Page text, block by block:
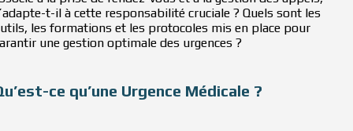
t-il à cette responsabilité cruciale ? Quels sont les
les formations et les protocoles mis en place pour
une gestion optimale des urgences ?
ce qu’une Urgence Médicale ?